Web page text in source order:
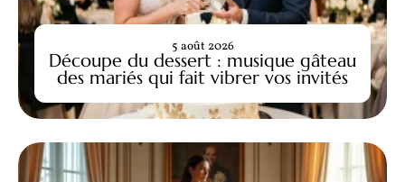
Découpe du dessert : musique gâteau
des mariés qui fait vibrer vos invités
5 août 2026